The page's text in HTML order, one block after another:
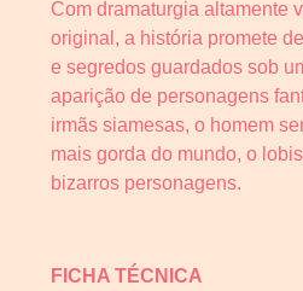
Com dramaturgia altamente
original, a história promete
e segredos guardados sob
aparição de personagens
irmãs siamesas, o homem
mais gorda do mundo, o
bizarros personagens.
FICHA TÉCNICA